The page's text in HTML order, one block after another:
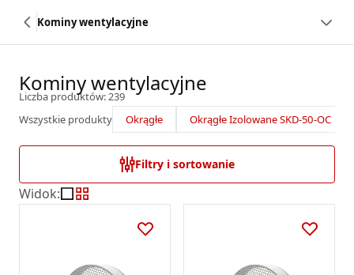
Kominy wentylacyjne
Kominy wentylacyjne
Liczba produktów: 239
Wszystkie produkty
Okrągłe Okrągłe Izolowane SKD-50-OC
Filtry i sortowanie
Widok: